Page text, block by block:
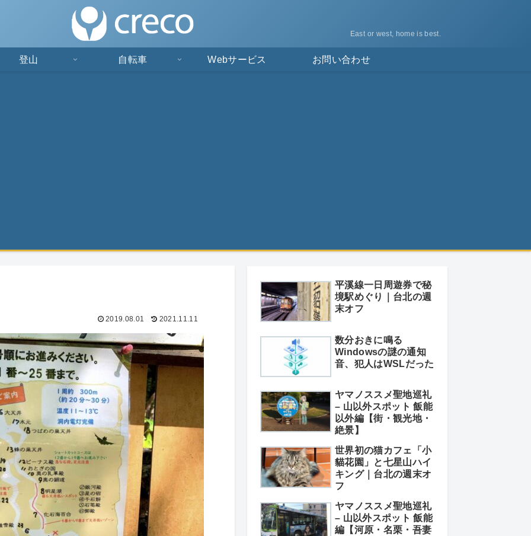
East or west, home is best.
登山 自転車 Webサービス お問い合わせ
2019.08.01 2021.11.11
平溪線一日周遊券で秘
境駅めぐり｜台北の週
末オフ
数分おきに鳴る
Windowsの謎の通知
音、犯人はWSLだった
ヤマノススメ聖地巡礼
– 山以外スポット 飯能
以外編【街・観光地・
絶景】
世界初の猫カフェ「小
貓花園」と七星山ハイ
キング｜台北の週末オ
フ
ヤマノススメ聖地巡礼
– 山以外スポット 飯能
編【河原・名栗・吾妻